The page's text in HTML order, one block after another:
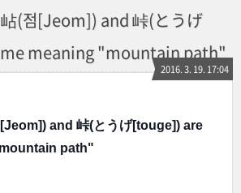
(점[Jeom]) and 峠(とうげ
meaning "mountain path"
2016. 3. 19. 17:04
and 峠(とうげ[touge]) are
path"